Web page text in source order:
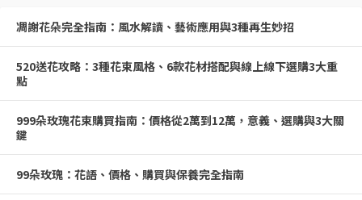
凋謝花朵完全指南：風水解讀、藝術應用與3種再生妙招
520送花攻略：3種花束風格、6款花材搭配與線上線下選購3大重
點
999朵玫瑰花束購買指南：價格從2萬到12萬，意義、選購與3大關
鍵
99朵玫瑰：花語、價格、購買與保養完全指南